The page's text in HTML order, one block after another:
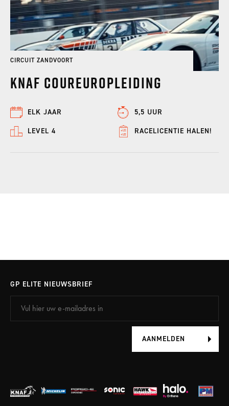
CIRCUIT ZANDVOORT
KNAF Coureuropleiding
ELK JAAR
5,5 UUR
LEVEL 4
RACELICENTIE HALEN!
GP ELITE NIEUWSBRIEF
AANMELDEN